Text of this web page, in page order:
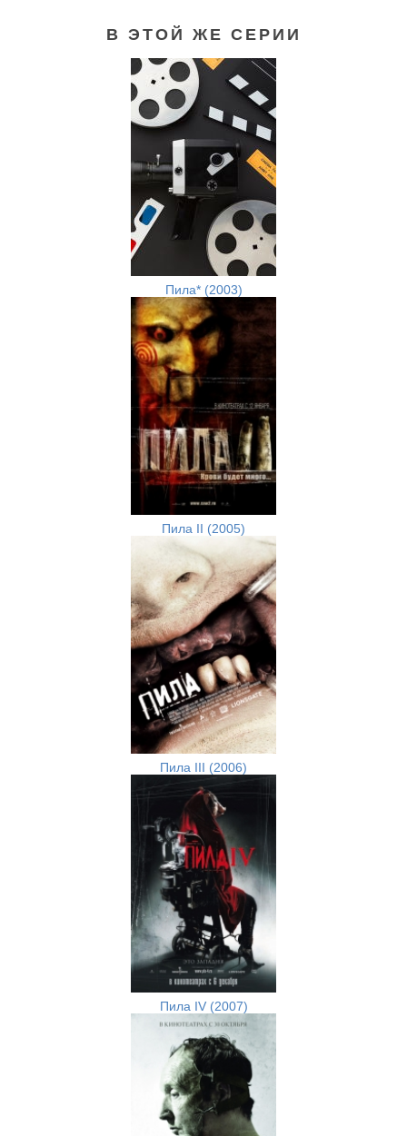
В ЭТОЙ ЖЕ СЕРИИ
Пила* (2003)
Пила II (2005)
Пила III (2006)
Пила IV (2007)